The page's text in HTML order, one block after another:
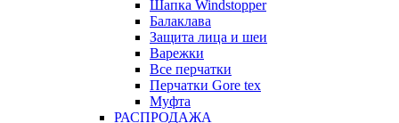
Шапка Windstopper
Балаклава
Защита лица и шеи
Варежки
Все перчатки
Перчатки Gore tex
Муфта
РАСПРОДАЖА